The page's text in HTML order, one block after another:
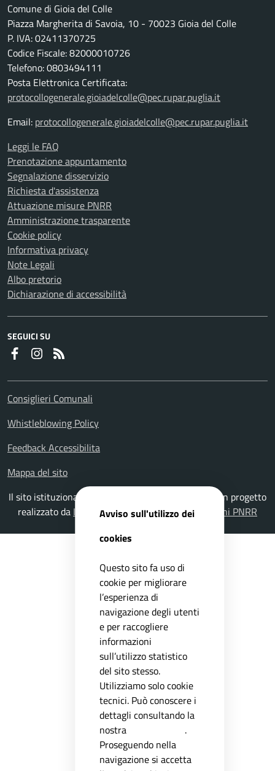
Comune di Gioia del Colle
Piazza Margherita di Savoia, 10 - 70023 Gioia del Colle
P. IVA: 02411370725
Codice Fiscale: 82000010726
Telefono: 0803494111
Posta Elettronica Certificata:
protocollogenerale.gioiadelcolle@pec.rupar.puglia.it
Email: protocollogenerale.gioiadelcolle@pec.rupar.puglia.it
Leggi le FAQ
Prenotazione appuntamento
Segnalazione disservizio
Richiesta d'assistenza
Attuazione misure PNRR
Amministrazione trasparente
Cookie policy
Informativa privacy
Note Legali
Albo pretorio
Dichiarazione di accessibilità
SEGUICI SU
FaceboookInstagram
Consiglieri Comunali
Whistleblowing Policy
Feedback Accessibilita
Mappa del sito
Il sito istituzionale del Comune di Gioia del Colle è un progetto
realizzato da ISWEB S.p.A.con laSoluzione Comuni PNRR
Avviso sull'utilizzo dei
cookies
Questo sito fa uso di
cookie per migliorare
l’esperienza di
navigazione degli utenti
e per raccogliere
informazioni
sull’utilizzo statistico
del sito stesso.
Utilizziamo solo cookie
tecnici. Può conoscere i
dettagli consultando la
nostra
.
Proseguendo nella
navigazione si accetta